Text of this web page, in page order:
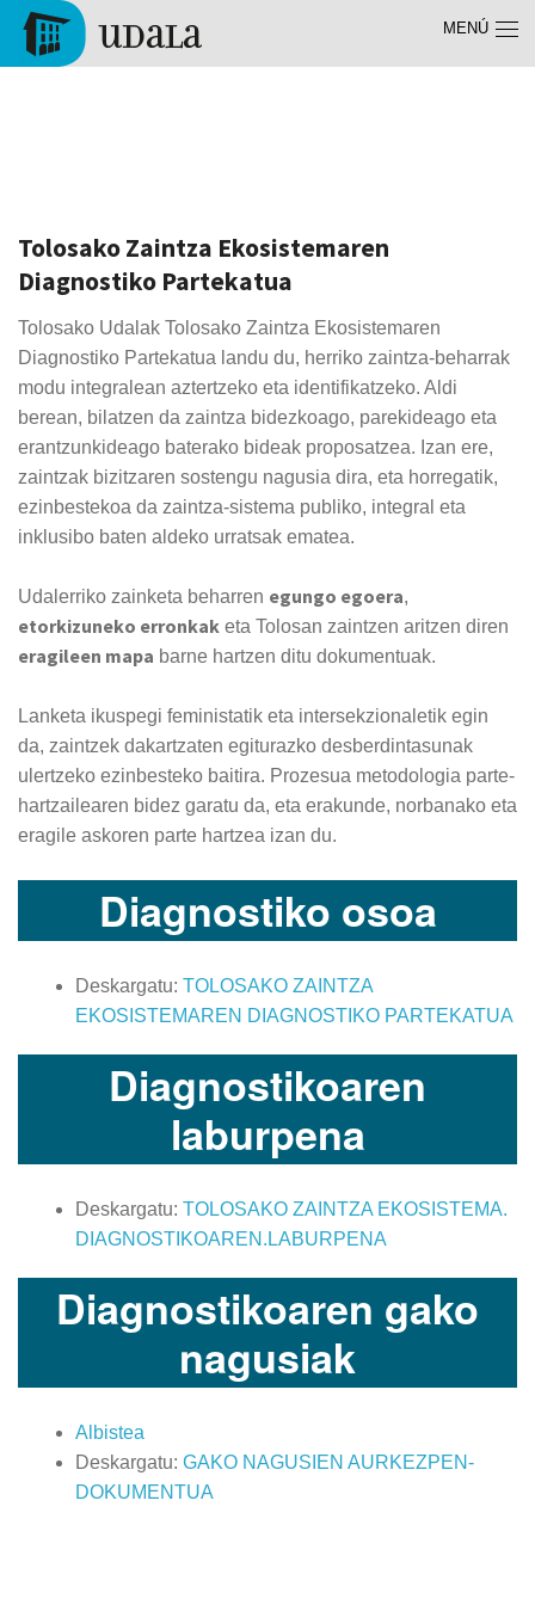
Pasar al contenido principal
Tolosako Zaintza Ekosistemaren
Diagnostiko Partekatua
Tolosako Udalak Tolosako Zaintza Ekosistemaren
Diagnostiko Partekatua landu du, herriko zaintza-beharrak
modu integralean aztertzeko eta identifikatzeko. Aldi
berean, bilatzen da zaintza bidezkoago, parekideago eta
erantzunkideago baterako bideak proposatzea. Izan ere,
zaintzak bizitzaren sostengu nagusia dira, eta horregatik,
ezinbestekoa da zaintza-sistema publiko, integral eta
inklusibo baten aldeko urratsak ematea.
Udalerriko zainketa beharren egungo egoera,
etorkizuneko erronkak eta Tolosan zaintzen aritzen diren
eragileen mapa barne hartzen ditu dokumentuak.
Lanketa ikuspegi feministatik eta intersekzionaletik egin
da, zaintzek dakartzaten egiturazko desberdintasunak
ulertzeko ezinbesteko baitira. Prozesua metodologia parte-
hartzailearen bidez garatu da, eta erakunde, norbanako eta
eragile askoren parte hartzea izan du.
Diagnostiko osoa
Deskargatu: TOLOSAKO ZAINTZA
EKOSISTEMAREN DIAGNOSTIKO PARTEKATUA
Diagnostikoaren
laburpena
Deskargatu: TOLOSAKO ZAINTZA EKOSISTEMA.
DIAGNOSTIKOAREN.LABURPENA
Diagnostikoaren gako
nagusiak
Albistea
Deskargatu: GAKO NAGUSIEN AURKEZPEN-
DOKUMENTUA
MENÚ